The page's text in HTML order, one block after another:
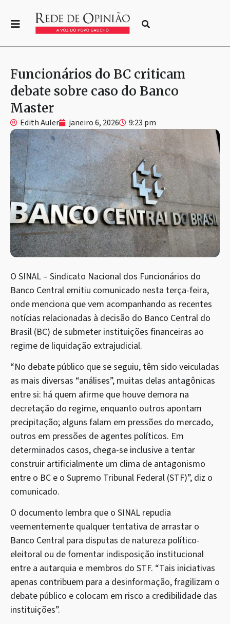
Funcionários do BC criticam
debate sobre caso do Banco
Master
Edith Auler janeiro 6, 2026 9:23 pm
O SINAL – Sindicato Nacional dos Funcionários do
Banco Central emitiu comunicado nesta terça-feira,
onde menciona que vem acompanhando as recentes
notícias relacionadas à decisão do Banco Central do
Brasil (BC) de submeter instituições financeiras ao
regime de liquidação extrajudicial.
“No debate público que se seguiu, têm sido veiculadas
as mais diversas “análises”, muitas delas antagônicas
entre si: há quem afirme que houve demora na
decretação do regime, enquanto outros apontam
precipitação; alguns falam em pressões do mercado,
outros em pressões de agentes políticos. Em
determinados casos, chega-se inclusive a tentar
construir artificialmente um clima de antagonismo
entre o BC e o Supremo Tribunal Federal (STF)”, diz o
comunicado.
O documento lembra que o SINAL repudia
veementemente qualquer tentativa de arrastar o
Banco Central para disputas de natureza político-
eleitoral ou de fomentar indisposição institucional
entre a autarquia e membros do STF. “Tais iniciativas
apenas contribuem para a desinformação, fragilizam o
debate público e colocam em risco a credibilidade das
instituições”.